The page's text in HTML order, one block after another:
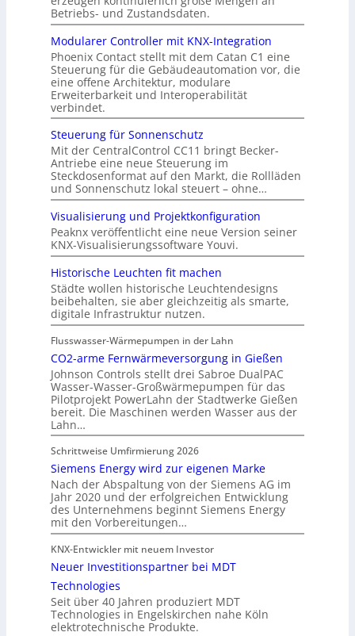
Betriebs- und Zustandsdaten.
Modularer Controller mit KNX-Integration
Phoenix Contact stellt mit dem Catan C1 eine
Steuerung für die Gebäudeautomation vor, die
eine offene Architektur, modulare
Erweiterbarkeit und Interoperabilität
verbindet.
Steuerung für Sonnenschutz
Mit der CentralControl CC11 bringt Becker-
Antriebe eine neue Steuerung im
Steckdosenformat auf den Markt, die Rollläden
und Sonnenschutz lokal steuert – ohne…
Visualisierung und Projektkonfiguration
Peaknx veröffentlicht eine neue Version seiner
KNX-Visualisierungssoftware Youvi.
Historische Leuchten fit machen
Städte wollen historische Leuchtendesigns
beibehalten, sie aber gleichzeitig als smarte,
digitale Infrastruktur nutzen.
Flusswasser-Wärmepumpen in der Lahn
CO2-arme Fernwärmeversorgung in Gießen
Johnson Controls stellt drei Sabroe DualPAC
Wasser-Wasser-Großwärmepumpen für das
Pilotprojekt PowerLahn der Stadtwerke Gießen
bereit. Die Maschinen werden Wasser aus der
Lahn…
Schrittweise Umfirmierung 2026
Siemens Energy wird zur eigenen Marke
Nach der Abspaltung von der Siemens AG im
Jahr 2020 und der erfolgreichen Entwicklung
des Unternehmens beginnt Siemens Energy
mit den Vorbereitungen…
KNX-Entwickler mit neuem Investor
Neuer Investitionspartner bei MDT
Technologies
Seit über 40 Jahren produziert MDT
Technologies in Engelskirchen nahe Köln
elektrotechnische Produkte.